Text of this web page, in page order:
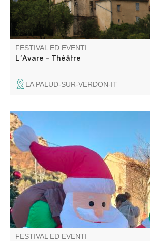
FESTIVAL ED EVENTI
L'Avare - Théâtre
LA PALUD-SUR-VERDON-IT
Venez profiter d'un moment convivial et
de Noël d'Entrevaux. Nombreux stands
FESTIVAL ED EVENTI